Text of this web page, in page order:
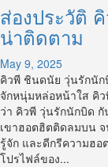
ส่องประวัติ
น่าติดตาม
May 9, 2025
คิวพี ชินดนัย วุ่นรักนั
จักหนุ่มหล่อหน้าใส คิ
ว่า คิวพี วุ่นรักนักบิด
เขาฮอตฮิตติดลมบน จ
รู้จัก และดีกรีความฮ
โปรไฟล์ของ...